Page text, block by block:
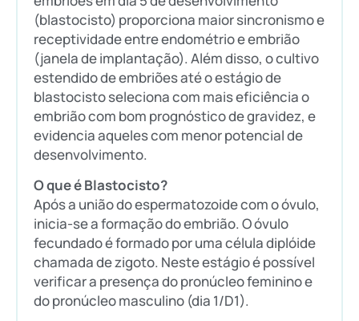
(blastocisto) proporciona maior sincronismo e
receptividade entre endométrio e embrião
(janela de implantação). Além disso, o cultivo
estendido de embriões até o estágio de
blastocisto seleciona com mais eficiência o
embrião com bom prognóstico de gravidez, e
evidencia aqueles com menor potencial de
desenvolvimento.
O que é Blastocisto?
Após a união do espermatozoide com o óvulo,
inicia-se a formação do embrião. O óvulo
fecundado é formado por uma célula diplóide
chamada de zigoto. Neste estágio é possível
verificar a presença do pronúcleo feminino e
do pronúcleo masculino (dia 1/D1).